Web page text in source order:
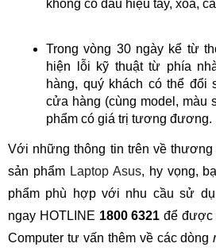
không có dấu hiệu tẩy, xóa,
Trong vòng 30 ngày kể từ
hiện lỗi kỹ thuật từ phía
hàng, quý khách có thể đổi
cửa hàng (cùng model, màu
phẩm có giá trị tương đương.
Với những thông tin trên về thương
sản phẩm Laptop Asus, hy vọng,
phẩm phù hợp với nhu cầu sử
ngay HOTLINE 1800 6321 để được
Computer tư vấn thêm về các dòng